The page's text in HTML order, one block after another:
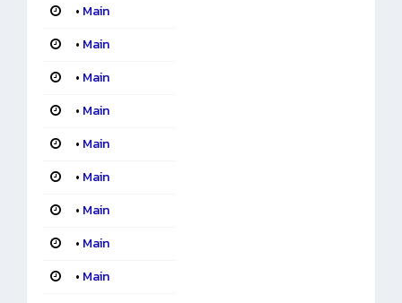
• Main
• Main
• Main
• Main
• Main
• Main
• Main
• Main
• Main